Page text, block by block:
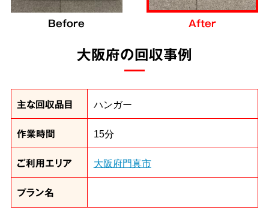
大阪府の回収事例
Before After
主な回収品目 ハンガー
作業時間 15分
ご利用エリア 大阪府門真市
プラン名